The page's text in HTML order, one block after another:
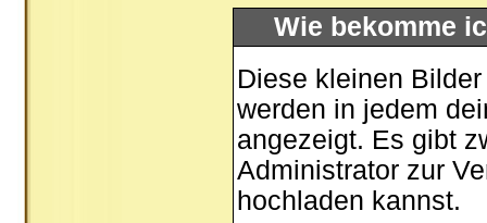
Wie bekomme
Diese kleinen
werden in jedem
angezeigt. Es gibt
Administrator zur
hochladen kannst.